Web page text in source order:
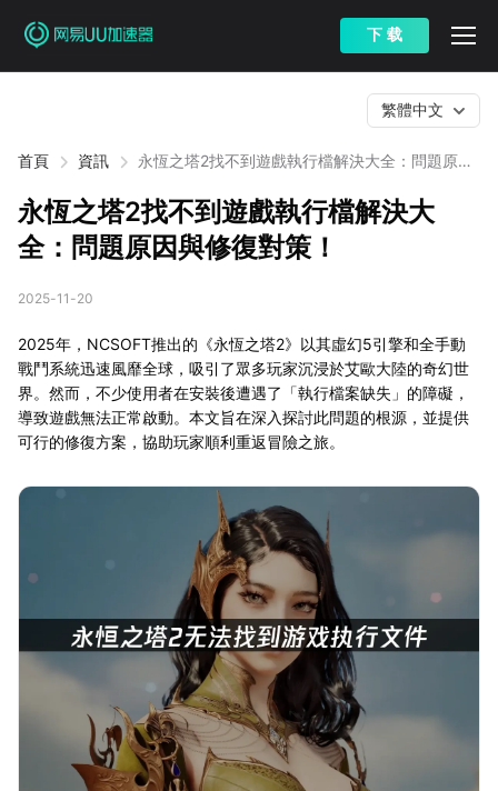
下 载
首頁 資訊
永恆之塔2找不到遊戲執行檔解決大全：問題原因
繁體中文
永恆之塔2找不到遊戲執行檔解決大
全：問題原因與修復對策！
2025-11-20
2025年，NCSOFT推出的《永恆之塔2》以其虛幻5引擎和全手動
戰鬥系統迅速風靡全球，吸引了眾多玩家沉浸於艾歐大陸的奇幻世
界。然而，不少使用者在安裝後遭遇了「執行檔案缺失」的障礙，
導致遊戲無法正常啟動。本文旨在深入探討此問題的根源，並提供
可行的修復方案，協助玩家順利重返冒險之旅。